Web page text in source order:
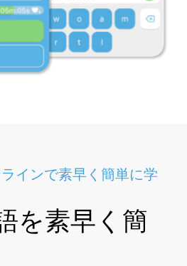
インで素早く簡単に学
を素早く簡